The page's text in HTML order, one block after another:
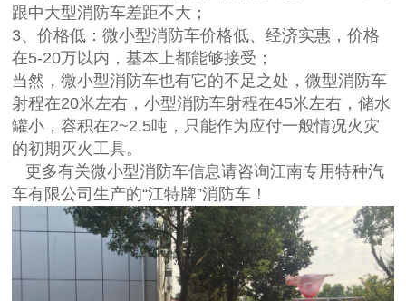
跟中大型消防车差距不大；
3、价格低：微小型消防车价格低、经济实惠，价格
在5-20万以内，基本上都能够接受；
当然，微小型消防车也有它的不足之处，微型消防车
射程在20米左右，小型消防车射程在45米左右，储水
罐小，容积在2~2.5吨，只能作为应付一般情况火灾
的初期灭火工具。
更多有关微小型消防车信息请咨询江南专用特种汽
车有限公司生产的“江特牌”消防车！